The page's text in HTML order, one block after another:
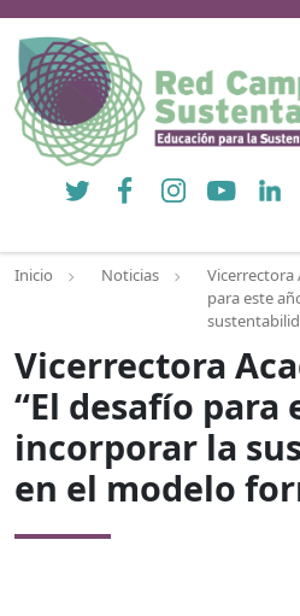
Twitter FacebookInstagramYouTube
Inicio Noticias
Vicerrectora
para este
Vicerrectora
“El desafío para
incorporar la
en el modelo